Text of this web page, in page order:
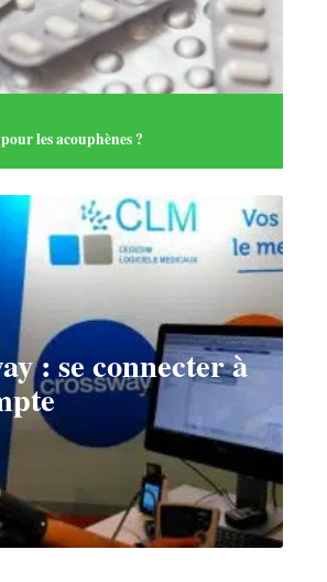
les acouphènes ?
: se connecter à